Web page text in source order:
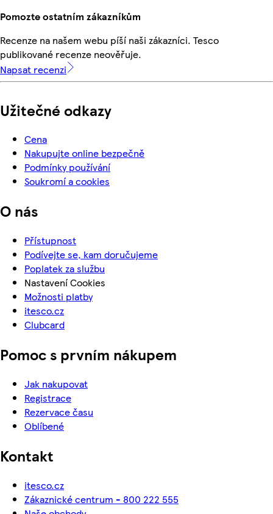
Pomozte ostatním zákazníkům
Recenze na našem webu píší naši zákazníci. Tesco
publikované recenze neověřuje.
Napsat recenzi
Užitečné odkazy
Cena
Nakupujte online bezpečně
Podmínky používání
Soukromí a cookies
O nás
Přístupnost
Podívejte se, kam doručujeme
Poplatek za službu
Nastavení Cookies
Možnosti platby
itesco.cz
Clubcard
Pomoc s prvním nákupem
Jak nakupovat
Registrace
Rezervace času
Oblíbené
Kontakt
itesco.cz
Zákaznické centrum - 800 222 555